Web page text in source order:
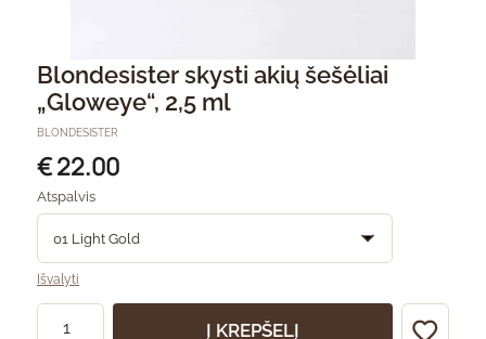
Blondesister skysti akių šešėliai
„Gloweye“, 2,5 ml
BLONDESISTER
€ 22.00
Atspalvis
Išvalyti
Į KREPŠELĮ